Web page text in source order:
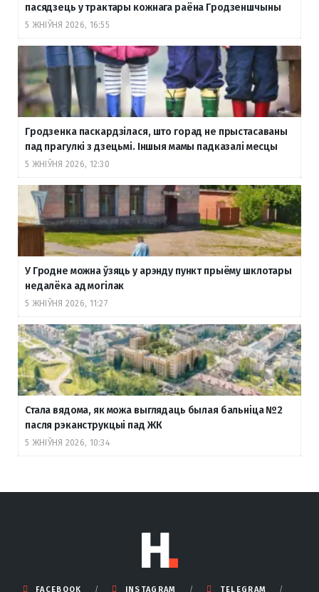
пасядзець у трактары кожнага раёна Гродзеншчыны
5 ЖНІЎНЯ 2026, 16:55
Гродзенка паскардзілася, што горад не прыстасаваны
пад прагулкі з дзецьмі. Іншыя мамы падказалі месцы
5 ЖНІЎНЯ 2026, 12:30
У Гродне можна ўзяць у арэнду пункт прыёму шклотары
недалёка ад могілак
5 ЖНІЎНЯ 2026, 11:27
Стала вядома, як можа выглядаць былая бальніца №2
пасля рэканструкцыі пад ЖК
5 ЖНІЎНЯ 2026, 10:34
FACEBOOK INSTAGRAM TELEGRAM